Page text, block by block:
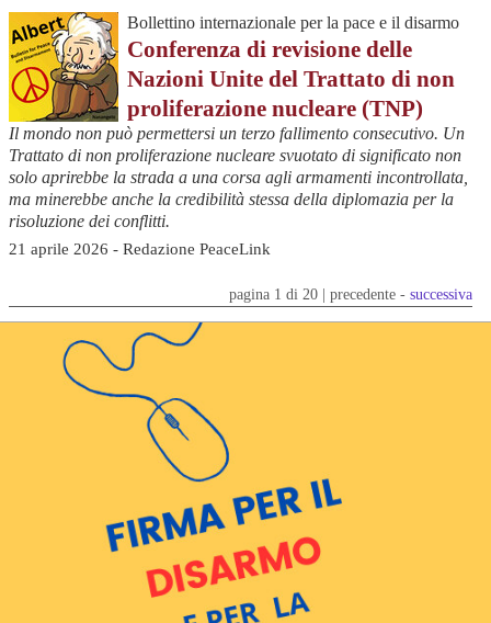
Bollettino internazionale per la pace e il disarmo
Conferenza di revisione delle
Nazioni Unite del Trattato di non
proliferazione nucleare (TNP)
Il mondo non può permettersi un terzo fallimento consecutivo. Un
Trattato di non proliferazione nucleare svuotato di significato non
solo aprirebbe la strada a una corsa agli armamenti incontrollata,
ma minerebbe anche la credibilità stessa della diplomazia per la
risoluzione dei conflitti.
21 aprile 2026 - Redazione PeaceLink
pagina 1 di 20 | precedente -successiva